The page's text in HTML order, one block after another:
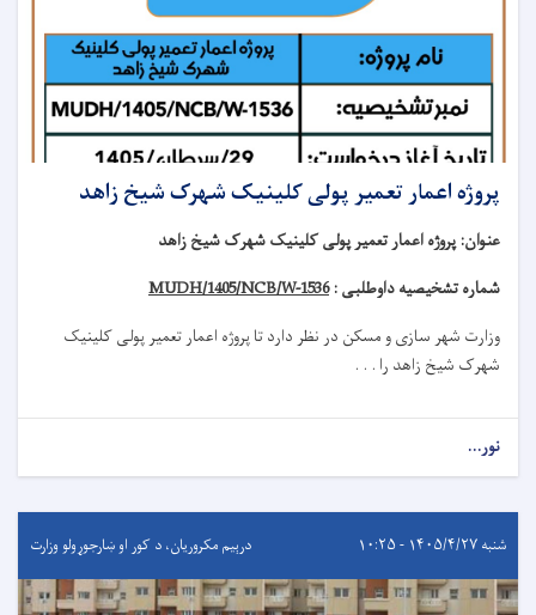
پروژه اعمار تعمیر پولی کلینیک شهرک شیخ زاهد
عنوان: پروژه اعمار تعمیر پولی کلینیک شهرک شیخ زاهد
شماره تشخیصیه داوطلبی :MUDH/1405/NCB/W-1536
وزارت شهر سازی و مسکن در نظر دارد تاپروژه اعمار تعمیرپولی کلینیک
شهرک شیخ زاهد را . . .
نور...
شنبه ۱۴۰۵/۴/۲۷ - ۱۰:۲۵ درېيم مکروریان، د کور او ښارجوړولو وزارت